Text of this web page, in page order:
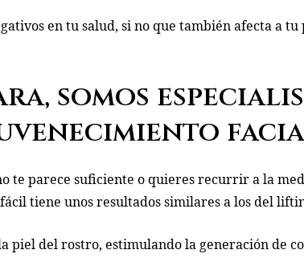
en tu salud, si no que también afecta a
somos
te parece suficiente o quieres recurrir a la
tiene unos resultados similares a los del
piel del rostro, estimulando la generación de